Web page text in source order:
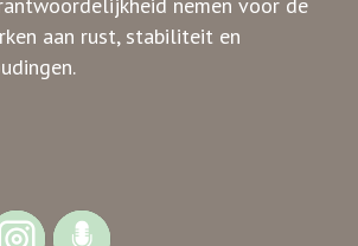
aan rust, stabiliteit en